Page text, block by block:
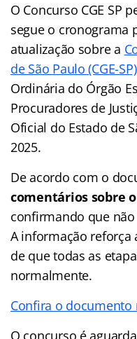
O Concurso CGE SP
segue o cronograma
atualização sobre a
de São Paulo (CGE-SP)
Ordinária do Órgão
Procuradores de
Oficial do Estado de
2025.
De acordo com o
comentários sobre
confirmando que
A informação reforça
de que todas as
normalmente.
Confira o documento
O concurso é